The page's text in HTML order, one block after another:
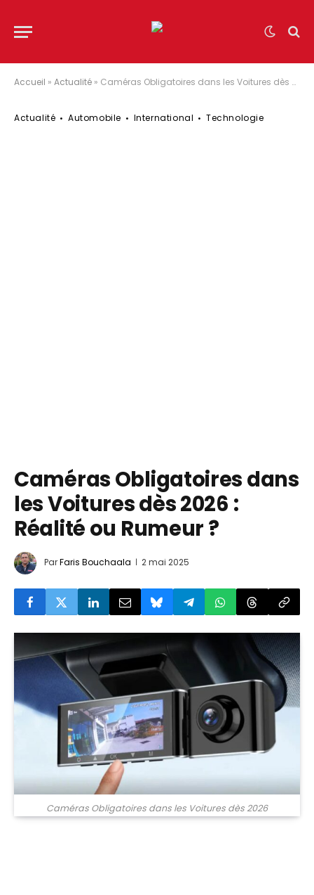
Accueil » Actualité » Caméras Obligatoires dans les Voitures dès 2026 : Réalité ou Rumeur ?
Actualité Automobile International Technologie
Caméras Obligatoires dans
les Voitures dès 2026 :
Réalité ou Rumeur ?
ParFaris Bouchaala 2 mai 2025
Caméras Obligatoires dans les Voitures dès 2026